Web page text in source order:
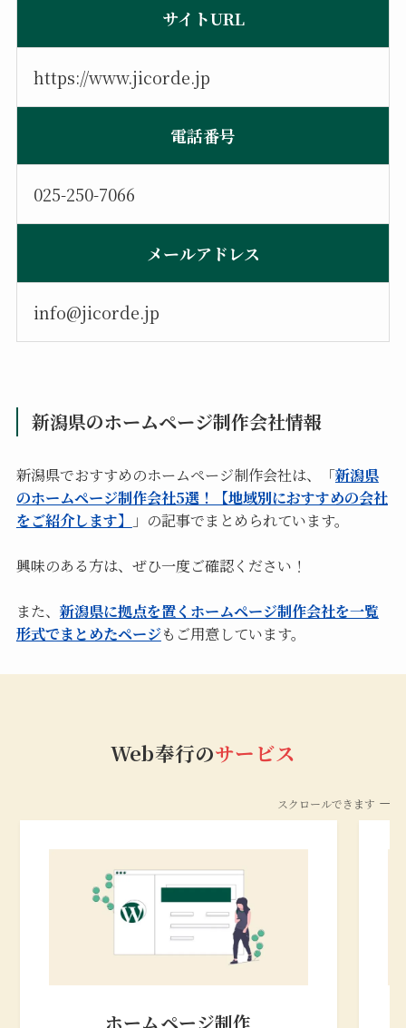
サイトURL
https://www.jicorde.jp
電話番号
025-250-7066
メールアドレス
info@jicorde.jp
新潟県のホームページ制作会社情報
新潟県でおすすめのホームページ制作会社は、「新潟県
のホームページ制作会社5選！【地域別におすすめの会社
をご紹介します】
」の記事でまとめられています。
興味のある方は、ぜひ一度ご確認ください！
また、 新潟県に拠点を置くホームページ制作会社を一覧
形式でまとめたページもご用意しています。
Web奉行のサービス
スクロールできます
ホームページ制作